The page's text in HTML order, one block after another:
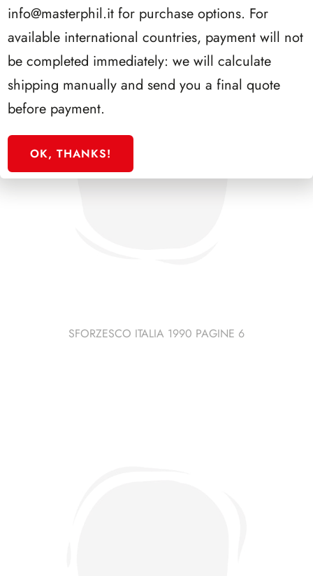
SFORZESCO ITALIA 1990 PAGINE 6
info@masterphil.it for purchase options. For
available international countries, payment will not
be completed immediately: we will calculate
shipping manually and send you a final quote
before payment.
OK, THANKS!